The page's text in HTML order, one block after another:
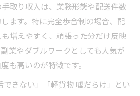
取り収入は、業務形態や配送件数
ます。特に完全歩合制の場合、配
増えやすく、頑張った分だけ反映
業やダブルワークとしても人気が
も高いのが特徴です。
できない」「軽貨物 嘘だらけ」とい